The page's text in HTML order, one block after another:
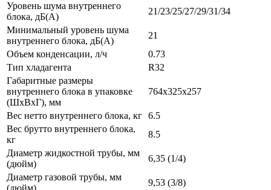
Уровень шума внутреннего
блока, дБ(А)
21/23/25/27/29/31/34
Минимальный уровень шума
внутреннего блока, дБ(А)
21
Объем конденсации, л/ч
0.73
Тип хладагента
R32
Габаритные размеры
внутреннего блока в упаковке
(ШxВxГ), мм
764x325x257
Вес нетто внутреннего блока, кг 6.5
Вес брутто внутреннего блока,
кг
8.5
Диаметр жидкостной трубы, мм
(дюйм)
6,35 (1/4)
Диаметр газовой трубы, мм
9,53 (3/8)